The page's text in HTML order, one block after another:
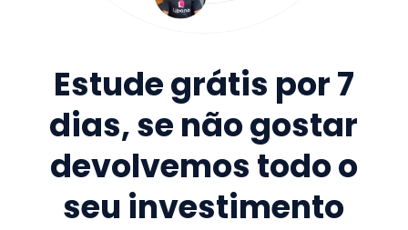
Estude grátis por 7
dias, se não gostar
devolvemos todo o
seu investimento